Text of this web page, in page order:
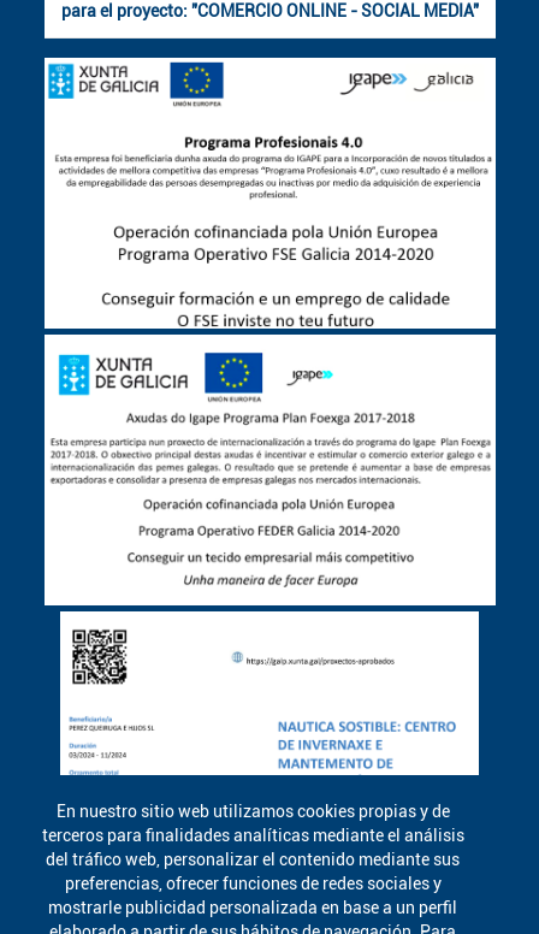
En nuestro sitio web utilizamos cookies propias y de
terceros para finalidades analíticas mediante el análisis
del tráfico web, personalizar el contenido mediante sus
preferencias, ofrecer funciones de redes sociales y
mostrarle publicidad personalizada en base a un perfil
para el proyecto: "COMERCIO ONLINE - SOCIAL MEDIA"